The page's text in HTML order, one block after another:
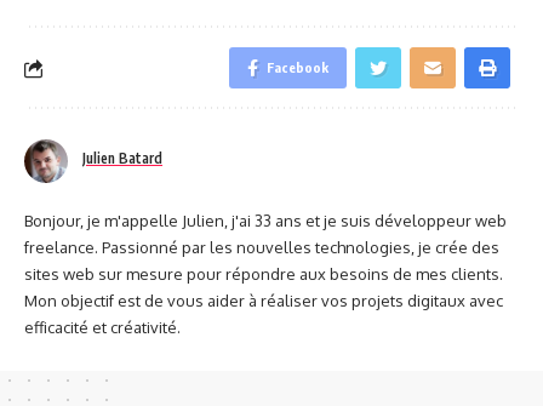
Facebook
Julien Batard
Bonjour, je m'appelle Julien, j'ai 33 ans et je suis développeur web
freelance. Passionné par les nouvelles technologies, je crée des
sites web sur mesure pour répondre aux besoins de mes clients.
Mon objectif est de vous aider à réaliser vos projets digitaux avec
efficacité et créativité.